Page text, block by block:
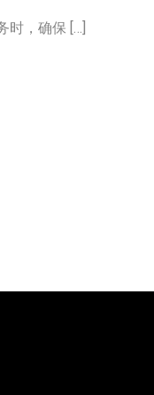
打
印
时，确保 […]